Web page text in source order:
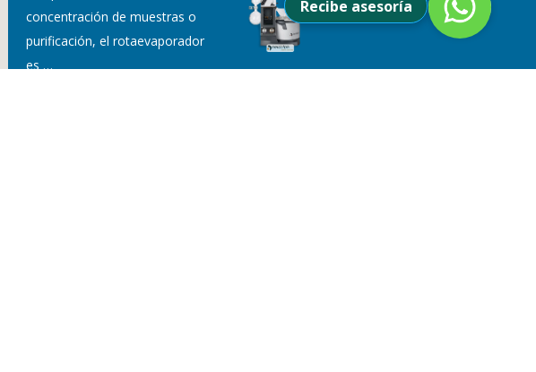
concentración de muestras o
purificación, el rotaevaporador
es …
Recibe asesoría